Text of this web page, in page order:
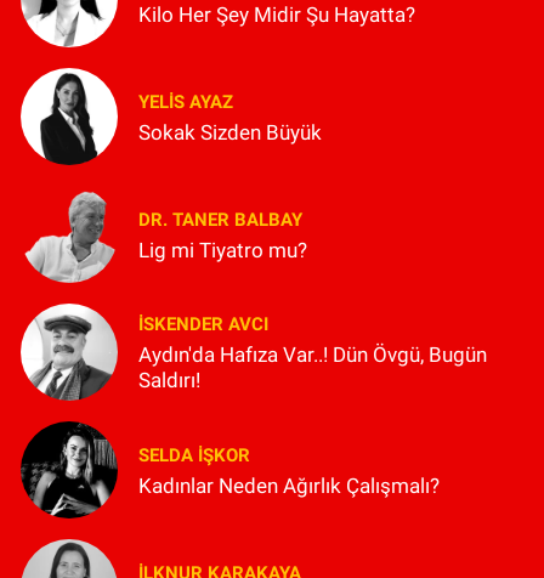
Kilo Her Şey Midir Şu Hayatta?
YELIS AYAZ
Sokak Sizden Büyük
DR. TANER BALBAY
Lig mi Tiyatro mu?
İSKENDER AVCI
Aydın'da Hafıza Var..! Dün Övgü, Bugün
Saldırı!
SELDA İŞKOR
Kadınlar Neden Ağırlık Çalışmalı?
İLKNUR KARAKAYA